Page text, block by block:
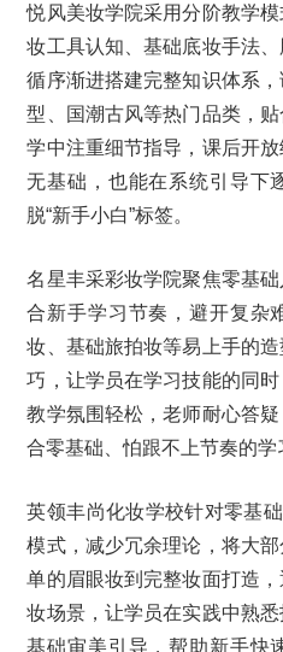
悦风美妆学院采用分阶教学
妆工具认知、基础底妆手法
循序渐进搭建完整知识体系
型、国潮古风等热门品类，
学中注重细节指导，课后开
无基础，也能在系统引导下
脱“新手小白”标签。
名星丰采彩妆学院聚焦零基
合新手学习节奏，避开复杂
妆、基础旅拍妆等易上手的
巧，让学员在学习技能的同时
教学氛围轻松，老师耐心答
合零基础、怕跟不上节奏的学
英领丰尚化妆学校针对零基
模式，减少冗余理论，将大
单的眉眼妆到完整妆面打造
妆场景，让学员在实践中熟
基础审美引导，帮助新手快